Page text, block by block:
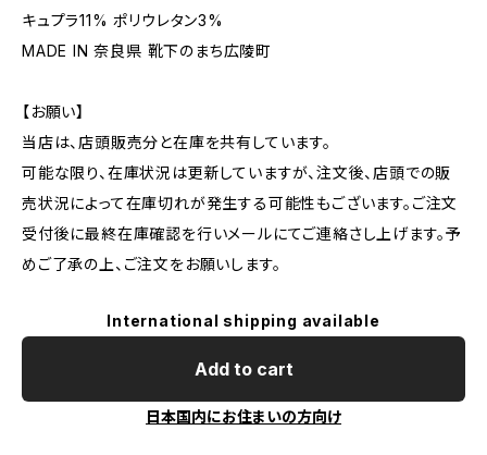
キュプラ11% ポリウレタン3%
MADE IN 奈良県 靴下のまち広陵町
【お願い】
当店は、店頭販売分と在庫を共有しています。
可能な限り、在庫状況は更新していますが、注文後、店頭での販
売状況によって在庫切れが発生する可能性もございます。ご注文
受付後に最終在庫確認を行いメールにてご連絡さし上げます。予
めご了承の上、ご注文をお願いします。
International shipping available
Add to cart
日本国内にお住まいの方向け